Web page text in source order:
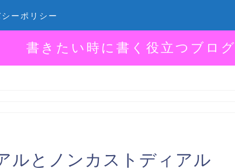
ーポリシー
書きたい時に書く役立つブログ
ルとノンカストディアル